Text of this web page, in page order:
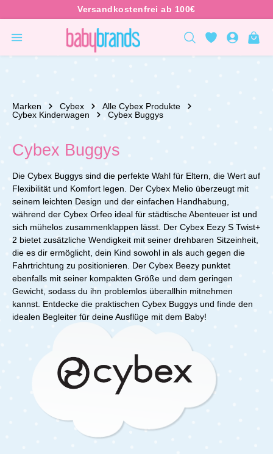
Marken Cybex
Alle Cybex Produkte
Cybex Kinderwagen
Cybex Buggys
Cybex Buggys
Die Cybex Buggys sind die perfekte Wahl für Eltern, die Wert auf
Flexibilität und Komfort legen. Der Cybex Melio überzeugt mit
seinem leichten Design und der einfachen Handhabung,
während der Cybex Orfeo ideal für städtische Abenteuer ist und
sich mühelos zusammenklappen lässt. Der Cybex Eezy S Twist+
2 bietet zusätzliche Wendigkeit mit seiner drehbaren Sitzeinheit,
die es dir ermöglicht, dein Kind sowohl in als auch gegen die
Fahrtrichtung zu positionieren. Der Cybex Beezy punktet
ebenfalls mit seiner kompakten Größe und dem geringen
Gewicht, sodass du ihn problemlos überallhin mitnehmen
kannst. Entdecke die praktischen Cybex Buggys und finde den
idealen Begleiter für deine Ausflüge mit dem Baby!